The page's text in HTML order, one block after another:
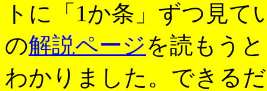
トに「1か条」ずつ見
の解説ページを読もう
わかりました。できる